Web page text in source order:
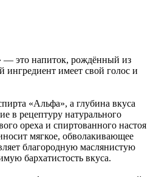
— это напиток, рождённый из
ингредиент имеет свой голос и
«Альфа», а глубина вкуса
в рецептуру натурального
ореха и спиртованного настоя
мягкое, обволакивающее
благородную маслянистую
бархатистость вкуса.